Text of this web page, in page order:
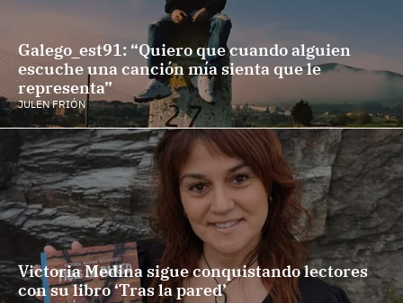
Galego_est91: “Quiero que cuando alguien
escuche una canción mía sienta que le
representa”
JULEN FRIÓN
Victoria Medina sigue conquistando lectores
con su libro ‘Tras la pared’